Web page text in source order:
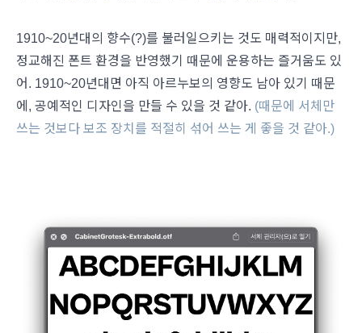
1910~20년대의 향수(?)를 불러일으키는 것도 매력적이지만,
정교해진 폰트 환경을 반영했기 때문에 운용하는 즐거움도 있
어. 1910~20년대면 아직 아르누보의 영향도 남아 있기 때문
에, 공예적인 디자인을 만들 수 있을 것 같아. (때문에 서체만
쓰는 것보다 보조 장치를 적절히 섞어 쓰는 게 좋을 것 같아.)